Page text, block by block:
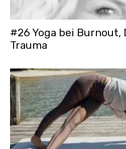
#26 Yoga bei Burnout,
Trauma